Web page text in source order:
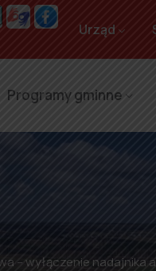
Urząd
Programy gminne
– wyłączenie nadajnika